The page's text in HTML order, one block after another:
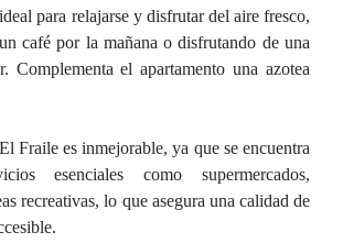
para relajarse y disfrutar del aire fresco,
café por la mañana o disfrutando de una
Complementa el apartamento una azotea
Fraile es inmejorable, ya que se encuentra
esenciales como supermercados,
recreativas, lo que asegura una calidad de